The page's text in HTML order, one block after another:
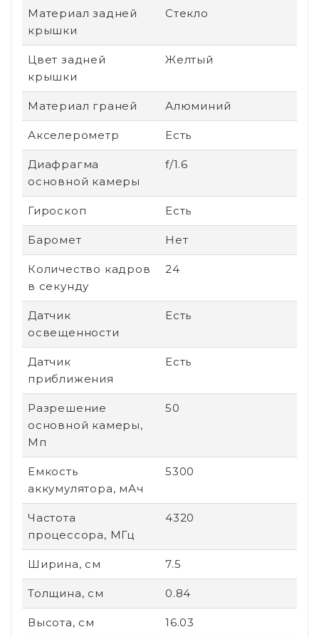
Материал задней
крышки
Стекло
Цвет задней
крышки
Желтый
Материал граней Алюминий
Акселерометр Есть
Диафрагма
основной камеры
f/1.6
Гироскоп Есть
Баромет Нет
Количество кадров
в секунду
24
Датчик
освещенности
Есть
Датчик
приближения
Есть
Разрешение
основной камеры,
Мп
50
Емкость
аккумулятора, мАч
5300
Частота
процессора, МГц
4320
Ширина, см 7.5
Толщина, см 0.84
Высота, см 16.03